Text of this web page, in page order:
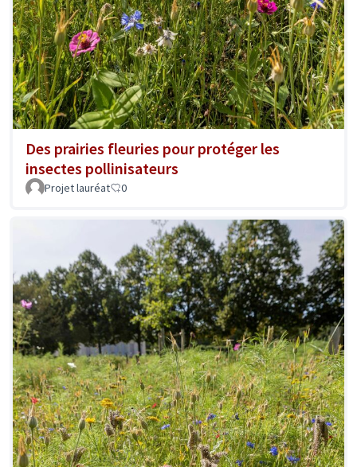
Des prairies fleuries pour protéger les
insectes pollinisateurs
Projet lauréat 0